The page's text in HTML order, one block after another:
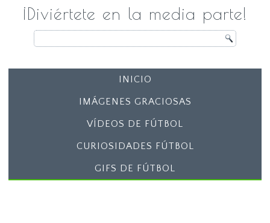
¡Diviértete en la media parte!
INICIO
IMÁGENES GRACIOSAS
VÍDEOS DE FÚTBOL
CURIOSIDADES FÚTBOL
GIFS DE FÚTBOL